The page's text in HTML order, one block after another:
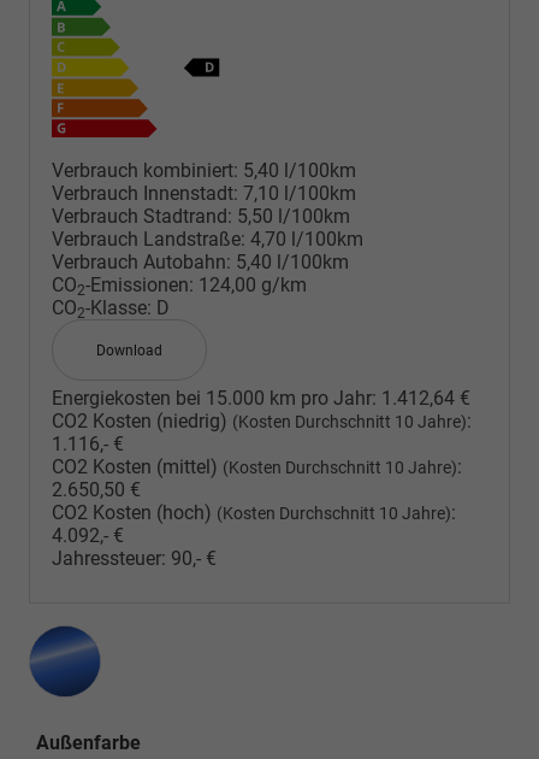
Verbrauch kombiniert: 5,40 l/100km
Verbrauch Innenstadt: 7,10 l/100km
Verbrauch Stadtrand: 5,50 l/100km
Verbrauch Landstraße: 4,70 l/100km
Verbrauch Autobahn: 5,40 l/100km
CO2-Emissionen: 124,00 g/km
CO2-Klasse: D
Download
Energiekosten bei 15.000 km pro Jahr: 1.412,64 €
CO2 Kosten (niedrig) (Kosten Durchschnitt 10 Jahre):
1.116,- €
CO2 Kosten (mittel) (Kosten Durchschnitt 10 Jahre):
2.650,50 €
CO2 Kosten (hoch) (Kosten Durchschnitt 10 Jahre):
4.092,- €
Jahressteuer: 90,- €
Außenfarbe